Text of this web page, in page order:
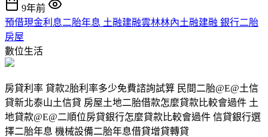
9年前
預借現金利息二胎年息 土融建融雲林林內土融建融 銀行二胎
房屋
數位生活
房貸利率 貸款2胎利率多少免費諮詢試算 民間二胎@E@土信
貸新北泰山土信貸 房屋土地二胎借款怎麼貸款比較會過件 土
地貸款@E@二順位房貸銀行怎麼貸款比較會過件 信貸銀行選
擇二胎年息 機械設備二胎年息借貸增貸轉貸